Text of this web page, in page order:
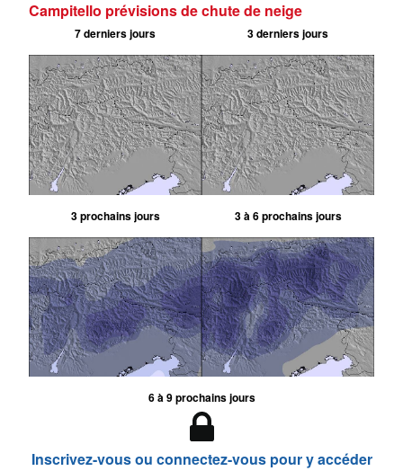
Campitello prévisions de chute de neige
7 derniers jours 3 derniers jours
3 prochains jours 3 à 6 prochains jours
6 à 9 prochains jours
Inscrivez-vous ou connectez-vous pour y accéder